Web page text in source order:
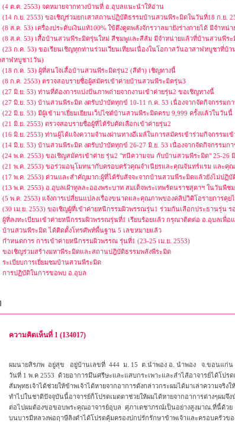
(4 ต.ค. 2553) จดหมายจากทางบ้านที่ อ.อุบลแนะนำให้อ่าน
(14 ก.ย. 2553) ขอเชิญร่วมยกเสาสถานปฏิบัติธรรมบ้านสวนพีระมิดในวันที่18 ก.ย.
(8 ส.ค. 53) เครื่องประดับเงินแท้100% ใข้ดึงดูดพลังจักรวาลมายังร่างกายได้ มีจำห
(8 ส.ค. 53) เสื้อบ้านสวนพีระมิดรุ่นใหม่ สีชมพูและสีส้ม มีจำหน่ายแล้วที่บ้านสวนพีระ
(23 ก.ค. 53) ขอเรียนเชิญทุกท่านร่วมเวียนเทียนเนื่องในโอกาสวันอาสาฬหบูชาที่บ้
สาฬหบูชา1วัน)
(18 ก.ค. 53) ผู้ที่สนใจเสื้อบ้านสวนพีระมิดรุ่น2 (สีดำ) เชิญทางนี้
(8 ก.ค. 2553) ตรวจสอบรายชื่อผู้สมัครเข้าค่ายบ้านสวนพีระมิดรุ่น3
(27 มิ.ย. 53) ท่านที่ต้องการแบ่งปันภาพถ่ายจากงานเข้าค่ายรุ่น2 ขอเชิญทางนี้
(27 มิ.ย. 53) บ้านสวนพีระมิด งดรับบำบัดทุกข์ 10-11 ก.ค. 53 เนื่องจากจัดกิจกรรมกา
(22 มิ.ย. 53) มีผู้เข้ามาเยี่ยมเยียนเว็ปไซต์บ้านสวนพีระมิดครบ 9,999 ครั้งแล้วในวันนี้
(21 มิ.ย. 2553) ตรวจสอบรายชื่อผู้ที่ได้รับคัดเลือกเข้าค่ายรุ่น2
(16 มิ.ย. 2553) ท่านผู้ได้แจ้งความจำนงผ่านทางอีเมล์ในการสมัครเข้าร่วมกิจกรรม
(14 มิ.ย. 53) บ้านสวนพีระมิด งดรับบำบัดทุกข์ 26-27 มิ.ย. 53 เนื่องจากจัดกิจกรรมกา
(24 พ.ค. 2553) ขอเชิญสมัครเข้าค่าย รุ่น2 "หนีความจน กับบ้านสวนพีระมิด" 25-26 มิ
(21 พ.ค. 2553) ขอร่วมอนุโมทนากับครอบครัวคุณจำเนียรและคุณจันทร์แรม และคุ
(17 พ.ค. 2553) ด่วนและสำคัญมาก:ผู้ที่ได้รับสัจจะจากบ้านสวนพีระมิดแล้วยังไม่ปฏิ
(13 พ.ค. 2553) อ.อุบลเฝ้าทูลละอองพระบาท สมเด็จพระเทพรัตนราชสุดาฯ ในวันพืช
(5 พ.ค. 2553) แจ้งการเปลี่ยนแปลงเรื่องขนาดและคุณภาพของคลิปวิดิโอรายการคุยไ
(30 เม.ย. 2553) ขอเชิญผู้ที่เข้าค่ายหนีกรรมผิวพรรณรุ่น1 ร่วมกันเลือกประธานรุ่น
ผู้ที่ลงทะเบียนเข้าค่ายหนีกรรมผิวพรรณรุ่นที่1 เรียบร้อยแล้ว กรุณาติดต่อ อ.อุบลเพื่อ
บ้านสวนพีระมิด ได้ติดตั้งโทรศัพท์พื้นฐาน 5 เลขหมายแล้ว
กำหนดการ การเข้าค่ายหนีกรรมผิวพรรณ รุ่นที่1 (23-25 เม.ย. 2553)
ขอเชิญร่วมสร้างมหาพีระมิดและสถานปฎิบัติธรรมพลังพีระมิด
ระเบียบการเยี่ยมชมบ้านสวนพีระมิด
การปฏิบัติในการขอพบ อ.อุบล
ความคิดเห็นที่ 1 (134017)
ผมนายสิรภพ อยู่สุข อยู่บ้านเลขที่ 444 ม. 15 ต.นําพอง อ. นําพอง จ.ขอนแก่น
วันที่ 1 พ.ค 2553 ด้วยอาการมึนศรีษะและแสบกระเพาะและลำไส้อาจารย์ได้โปร
สัมพุทธเจ้าได้ช่วยให้ข้าพเจ้าได้หายจากอาการดังกล่าวกระผมได้มาเล่าความจริง
ทำไปในชาติปัจจุบันนี้อาจารย์ก็โปรดเมตตาช่วยให้ผมได้หายจากอาการต่างๆผมจึ
ต่อไปผมต้องขอขอบพระคุณอาจารย์อุบล ศุภาเดชาภรณ์เป็นอย่างสูงมาณ.ที่นี้ด้วย
บนบารมีหลวงพ่อฤาษีลิงดำได้โปรดคุ้มครองปกปรักรักษาข้าพเจ้าและครอบครัวข